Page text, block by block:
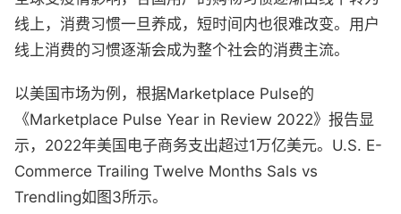
线上，消费习惯一旦养成，短时间内也很难改变。用户
线上消费的习惯逐渐会成为整个社会的消费主流。
以美国市场为例，根据Marketplace Pulse的
《Marketplace Pulse Year in Review 2022》报告显
示，2022年美国电子商务支出超过1万亿美元。U.S. E-
Commerce Trailing Twelve Months Sals vs
Trendling如图3所示。